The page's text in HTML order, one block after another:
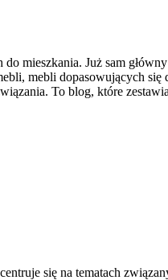
mieszkania. Już sam
mebli dopasowujących się
To blog, które
się na tematach